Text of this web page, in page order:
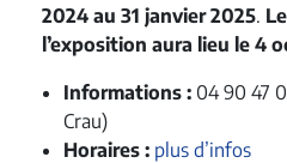
2024 au 31 janvier 2025.
l’exposition aura lieu le 4
Informations : 04 90 47
Crau)
Horaires : plus d’infos